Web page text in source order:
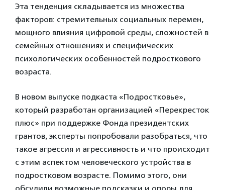
Эта тенденция складывается из множества
факторов: стремительных социальных перемен,
мощного влияния цифровой среды, сложностей в
семейных отношениях и специфических
психологических особенностей подросткового
возраста.
В новом выпуске подкаста «Подростковье»,
который разработан организацией «Перекресток
плюс» при поддержке Фонда президентских
грантов, эксперты попробовали разобраться, что
такое агрессия и агрессивность и что происходит
с этим аспектом человеческого устройства в
подростковом возрасте. Помимо этого, они